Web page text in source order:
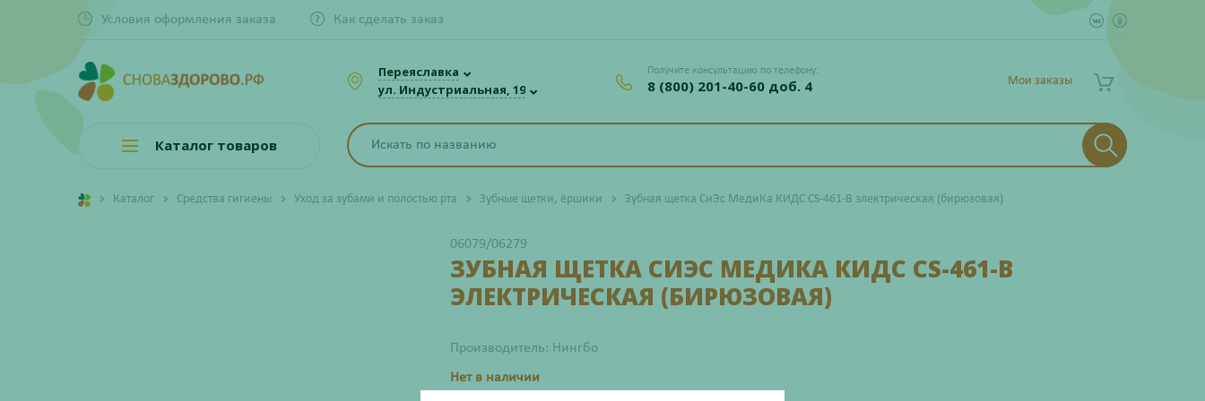
Условия оформления заказа Как сделать заказ
Переяславка
ул. Индустриальная, 19
Получите консультацию по телефону:
8 (800) 201-40-60 доб. 4 Мои заказы
Каталог товаров
Каталог Средства гигиены Уход за зубами и полостью рта Зубные щетки, ёршики Зубная щетка СиЭс МедиКа КИДС CS-461-B электрическая (бирюзовая)
06079/06279
ЗУБНАЯ ЩЕТКА СИЭС МЕДИКА КИДС CS-461-B
ЭЛЕКТРИЧЕСКАЯ (БИРЮЗОВАЯ)
Производитель: Нингбо
Нет в наличии